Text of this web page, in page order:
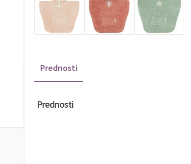
Prednosti
Prednosti